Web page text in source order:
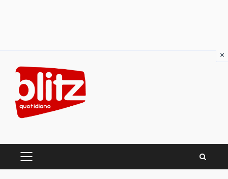
content
PRIMARY
×